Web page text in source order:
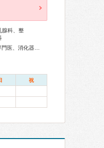
腺科、整
祝